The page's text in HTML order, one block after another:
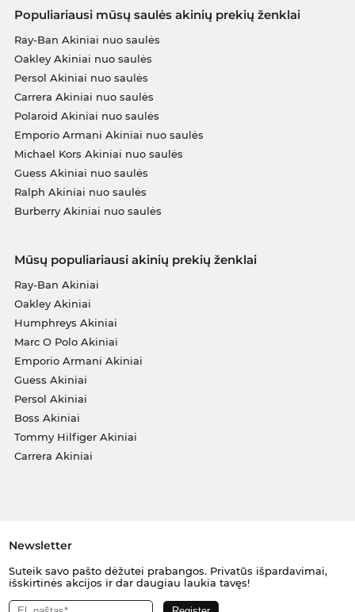
Populiariausi mūsų saulės akinių prekių ženklai
Ray-Ban Akiniai nuo saulės
Oakley Akiniai nuo saulės
Persol Akiniai nuo saulės
Carrera Akiniai nuo saulės
Polaroid Akiniai nuo saulės
Emporio Armani Akiniai nuo saulės
Michael Kors Akiniai nuo saulės
Guess Akiniai nuo saulės
Ralph Akiniai nuo saulės
Burberry Akiniai nuo saulės
Mūsų populiariausi akinių prekių ženklai
Ray-Ban Akiniai
Oakley Akiniai
Humphreys Akiniai
Marc O Polo Akiniai
Emporio Armani Akiniai
Guess Akiniai
Persol Akiniai
Boss Akiniai
Tommy Hilfiger Akiniai
Carrera Akiniai
Newsletter
Suteik savo pašto dėžutei prabangos. Privatūs išpardavimai,
išskirtinės akcijos ir dar daugiau laukia tavęs!